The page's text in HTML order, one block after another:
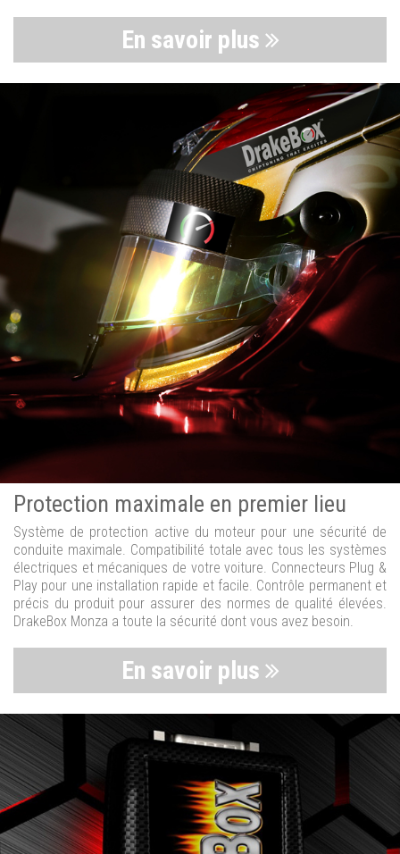
En savoir plus
Protection maximale en premier lieu
Système de protection active du moteur pour une sécurité de
conduite maximale. Compatibilité totale avec tous les systèmes
électriques et mécaniques de votre voiture. Connecteurs Plug &
Play pour une installation rapide et facile. Contrôle permanent et
précis du produit pour assurer des normes de qualité élevées.
DrakeBox Monza a toute la sécurité dont vous avez besoin.
En savoir plus